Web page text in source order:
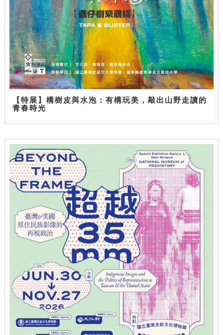
【特展】構樹皮與水泡：有構玩美，敲出山野走讀的
青春時光